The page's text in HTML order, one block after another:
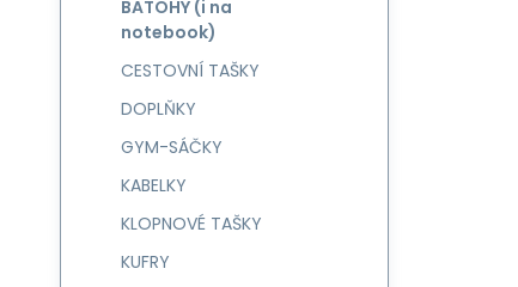
BATOHY (i na
notebook)
CESTOVNÍ TAŠKY
DOPLŇKY
GYM-SÁČKY
KABELKY
KLOPNOVÉ TAŠKY
KUFRY